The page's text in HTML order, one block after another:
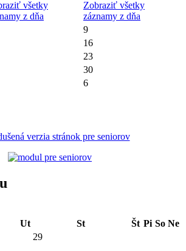
všetky
z dňa
Zobraziť všetky
záznamy z dňa
9
16
23
30
6
verzia stránok pre seniorov
Ut St Št Pi So Ne
29